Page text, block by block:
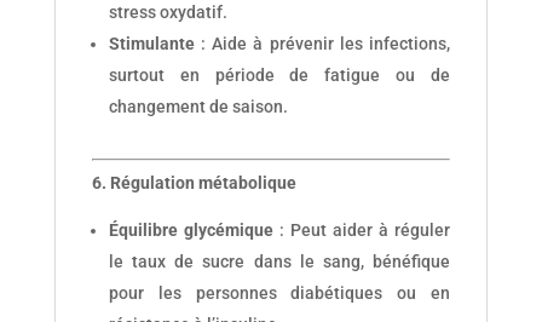
stress oxydatif.
Stimulante: Aide à prévenir les infections,
surtout en période de fatigue ou de
changement de saison.
6. Régulation métabolique
Équilibre glycémique: Peut aider à réguler
le taux de sucre dans le sang, bénéfique
pour les personnes diabétiques ou en